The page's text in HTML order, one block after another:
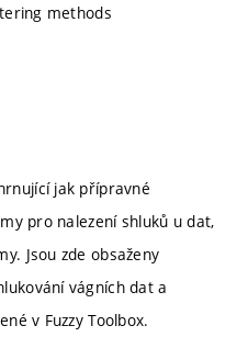
methods
jak přípravné
pro nalezení shluků u dat,
Jsou zde obsaženy
vágních dat a
v Fuzzy Toolbox.